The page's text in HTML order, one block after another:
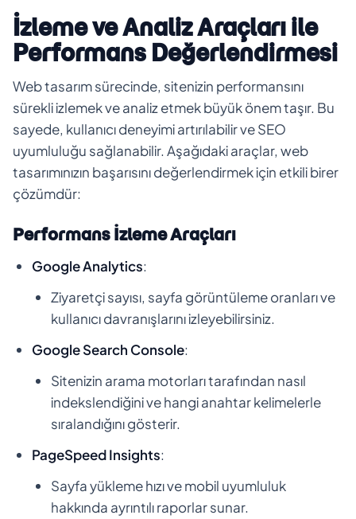
İzleme ve Analiz Araçları ile
Performans Değerlendirmesi
Web tasarım sürecinde, sitenizin performansını
sürekli izlemek ve analiz etmek büyük önem taşır. Bu
sayede, kullanıcı deneyimi artırılabilir ve SEO
uyumluluğu sağlanabilir. Aşağıdaki araçlar, web
tasarımınızın başarısını değerlendirmek için etkili birer
çözümdür:
Performans İzleme Araçları
Google Analytics:
Ziyaretçi sayısı, sayfa görüntüleme oranları ve
kullanıcı davranışlarını izleyebilirsiniz.
Google Search Console:
Sitenizin arama motorları tarafından nasıl
indekslendiğini ve hangi anahtar kelimelerle
sıralandığını gösterir.
PageSpeed Insights:
Sayfa yükleme hızı ve mobil uyumluluk
hakkında ayrıntılı raporlar sunar.